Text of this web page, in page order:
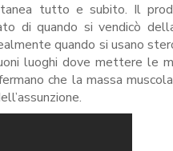
tutto e subito. Il
di quando si vendicò
quando si usano
luoghi dove mettere le
che la massa